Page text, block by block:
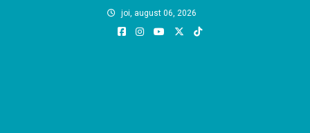
joi, august 06, 2026